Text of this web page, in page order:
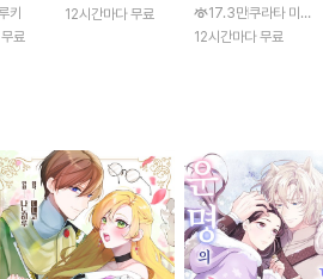
키
료
12시간마다 무료
수께끼 풀이수첩)
17.3만쿠라타 미노
12시간마다 무료